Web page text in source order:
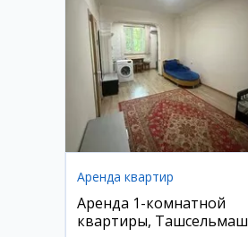
Аренда квартир
Аренда 1-комнатной
квартиры, Ташсельмаш